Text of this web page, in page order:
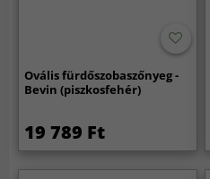
Ovális fürdőszobaszőnyeg -
Bevin (piszkosfehér)
19 789 Ft